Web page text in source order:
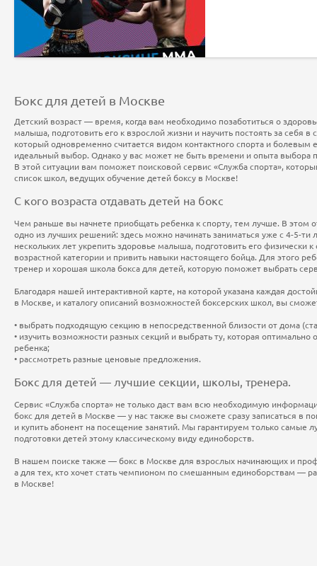
Бокс для детей в Москве
Детский возраст — время, когда вам необходимо позаботиться о
малыша, подготовить его к взрослой жизни и научить постоять за себя в
который одновременно считается видом контактного спорта и
идеальный выбор. Однако у вас может не быть времени и опыта выбора
В этой ситуации вам поможет поисковой сервис «Служба спорта»,
список школ, ведущих обучение детей боксу в Москве!
С кого возраста отдавать детей на бокс
Чем раньше вы начнете приобщать ребенка к спорту, тем лучше. В этом
одно из лучших решений: здесь можно начинать заниматься уже с 4-5-ти
нескольких лет укрепить здоровье малыша, подготовить его физически
возрастной категории и привить навыки настоящего бойца. Для этого
тренер и хорошая школа бокса для детей, которую поможет выбрать
Благодаря нашей интерактивной карте, на которой указана каждая
в Москве, и каталогу описаний возможностей боксерских школ, вы
выбрать подходящую секцию в непосредственной близости от дома
изучить возможности разных секций и выбрать ту, которая оптимально
ребенка;
рассмотреть разные ценовые предложения.
Бокс для детей — лучшие секции, школы, тренера.
Сервис «Служба спорта» не только даст вам всю необходимую
бокс для детей в Москве — у нас также вы сможете сразу записаться в
и купить абонент на посещение занятий. Мы гарантируем только самые
подготовки детей этому классическому виду единоборств.
В нашем поиске также — бокс в Москве для взрослых начинающих и
а для тех, кто хочет стать чемпионом по смешанным единоборствам —
в Москве!